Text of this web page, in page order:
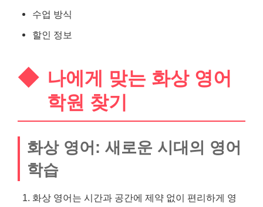
수업 방식
할인 정보
나에게 맞는 화상 영어
학원 찾기
화상 영어: 새로운 시대의 영어
학습
화상 영어는 시간과 공간에 제약 없이 편리하게 영